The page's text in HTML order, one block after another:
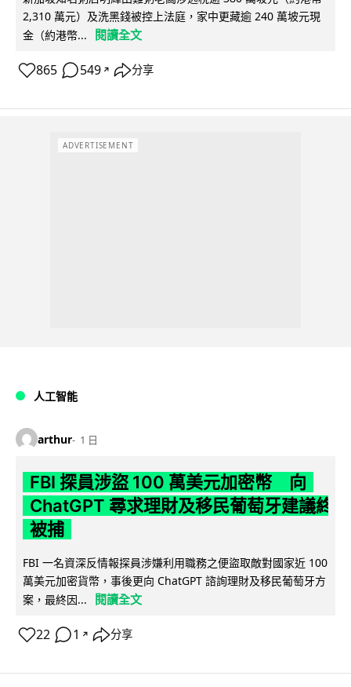
2,310 萬元）及洗黑錢被控上法庭，家中更藏逾 240 萬坡元現
金（約港幣...
閱讀全文
865 549 ↗ 分享
ADVERTISEMENT
人工智能
arthur 1 日
FBI 探員涉盜 100 萬美元加密幣 向
ChatGPT 尋求理財及移民葡萄牙建議終
被捕
FBI 一名資深反情報探員涉嫌利用職務之便盜取敵對國家近 100
萬美元加密貨幣，事後更向 ChatGPT 諮詢理財及移民葡萄牙方
案，最終因...
閱讀全文
22 1 ↗ 分享